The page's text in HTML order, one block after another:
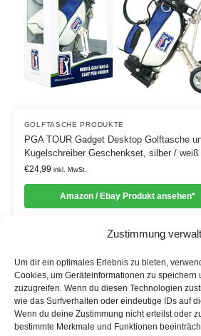
Zustimmung
Um dir ein optimales Erlebnis zu bieten,
Cookies, um Geräteinformationen zu speichern
zuzugreifen. Wenn du diesen Technologien
wie das Surfverhalten oder eindeutige IDs auf
Wenn du deine Zustimmung nicht erteilst oder
bestimmte Merkmale und Funktionen
GOLFTASCHE PRODUKTE
PGA TOUR Gadget Desktop Golftasche
Kugelschreiber Geschenkset, silber /
€24,99 inkl. MwSt.
Amazon / Ebay Produkt ansehen*
Informationen
Datenschutzerklärung